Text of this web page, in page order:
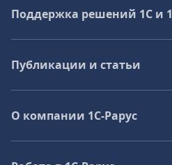
Поддержка решений 1С и
Публикации и статьи
О компании 1C-Рарус